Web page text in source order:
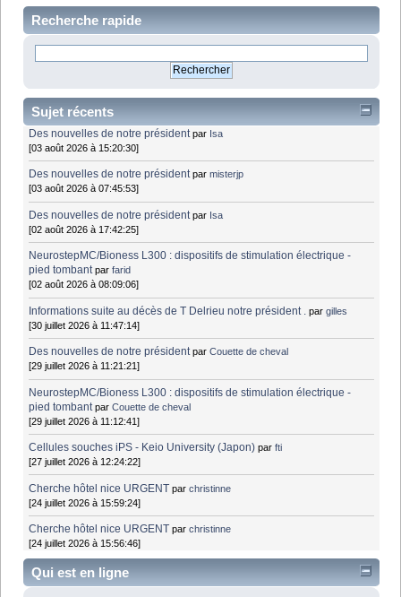
Recherche rapide
Sujet récents
Des nouvelles de notre président par Isa
[03 août 2026 à 15:20:30]
Des nouvelles de notre président parmisterjp
[03 août 2026 à 07:45:53]
Des nouvelles de notre président par Isa
[02 août 2026 à 17:42:25]
NeurostepMC/Bioness L300 : dispositifs de stimulation électrique -
pied tombant parfarid
[02 août 2026 à 08:09:06]
Informations suite au décès de T Delrieu notre président . pargilles
[30 juillet 2026 à 11:47:14]
Des nouvelles de notre président parCouette de cheval
[29 juillet 2026 à 11:21:21]
NeurostepMC/Bioness L300 : dispositifs de stimulation électrique -
pied tombant parCouette de cheval
[29 juillet 2026 à 11:12:41]
Cellules souches iPS - Keio University (Japon) parfti
[27 juillet 2026 à 12:24:22]
Cherche hôtel nice URGENT parchristinne
[24 juillet 2026 à 15:59:24]
Cherche hôtel nice URGENT parchristinne
[24 juillet 2026 à 15:56:46]
Qui est en ligne